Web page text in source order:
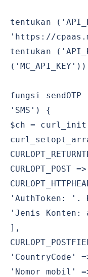
tentukan
'https://
tentukan
fungsi sendOTP
'SMS') {
$ch =
CURLOPT_POST
'AuthToken: '.
'Jenis
],
'CountryCode'
'Nomor mobil'